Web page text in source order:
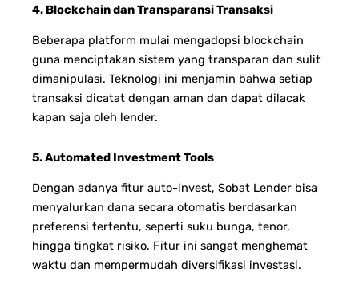
4. Blockchain dan Transparansi Transaksi
Beberapa platform mulai mengadopsi blockchain
guna menciptakan sistem yang transparan dan sulit
dimanipulasi. Teknologi ini menjamin bahwa setiap
transaksi dicatat dengan aman dan dapat dilacak
kapan saja oleh lender.
5. Automated Investment Tools
Dengan adanya fitur auto-invest, Sobat Lender bisa
menyalurkan dana secara otomatis berdasarkan
preferensi tertentu, seperti suku bunga, tenor,
hingga tingkat risiko. Fitur ini sangat menghemat
waktu dan mempermudah diversifikasi investasi.